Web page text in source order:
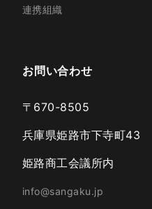
連携組織
お問い合わせ
〒670-8505
兵庫県姫路市下寺町43
姫路商工会議所内
info@sangaku.jp